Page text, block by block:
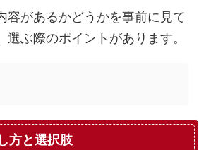
容があるかどうかを事前に見て
選ぶ際のポイントがあります。
方と選択肢